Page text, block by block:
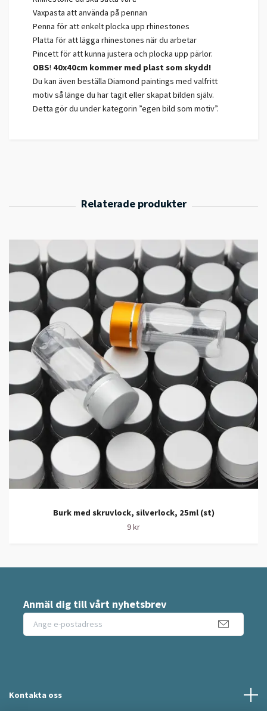
Vaxpasta att använda på pennan
Penna för att enkelt plocka upp rhinestones
Platta för att lägga rhinestones när du arbetar
Pincett för att kunna justera och plocka upp pärlor.
OBS! 40x40cm kommer med plast som skydd!
Du kan även beställa Diamond paintings med valfritt
motiv så länge du har tagit eller skapat bilden själv.
Detta gör du under kategorin ”egen bild som motiv”.
Burk med skruvlock, silverlock, 25ml (st)
9 kr
Anmäl dig till vårt nyhetsbrev
Kontakta oss